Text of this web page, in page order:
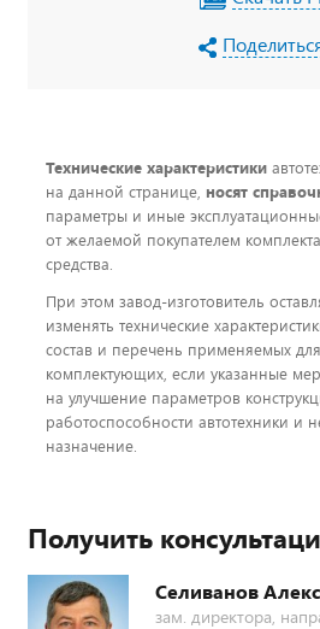
Технические характеристики
на данной странице, носят
параметры и иные
от желаемой покупателем
средства.
При этом завод-изготовитель
изменять технические
состав и перечень применяемых
комплектующих, если указанные
на улучшение параметров
работоспособности автотехники и
назначение.
Получить
Селиванов
зам. директора,